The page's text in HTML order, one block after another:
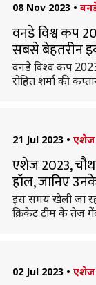
08 Nov 2023 •
वनडे विश्व कप
सबसे बेहतरीन
वनडे विश्व कप
रोहित शर्मा की
21 Jul 2023 • एशेज
एशेज 2023,
हॉल, जानिए
इस समय खेली जा
क्रिकेट टीम के तेज
02 Jul 2023 • एशेज